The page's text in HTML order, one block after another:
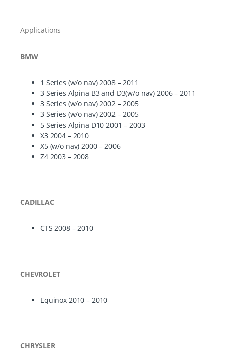
Applications
BMW
1 Series (w/o nav) 2008 – 2011
3 Series Alpina B3 and D3(w/o nav) 2006 – 2011
3 Series (w/o nav) 2002 – 2005
3 Series (w/o nav) 2002 – 2005
5 Series Alpina D10 2001 – 2003
X3 2004 – 2010
X5 (w/o nav) 2000 – 2006
Z4 2003 – 2008
CADILLAC
CTS 2008 – 2010
CHEVROLET
Equinox 2010 – 2010
CHRYSLER